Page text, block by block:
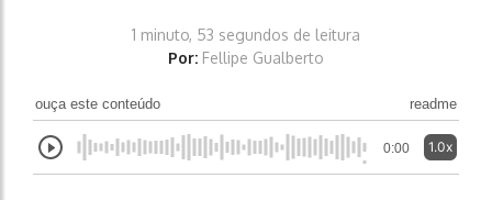
1 minuto, 53 segundos de leitura
Por: Fellipe Gualberto
ouça este conteúdo readme
0:00 1.0x